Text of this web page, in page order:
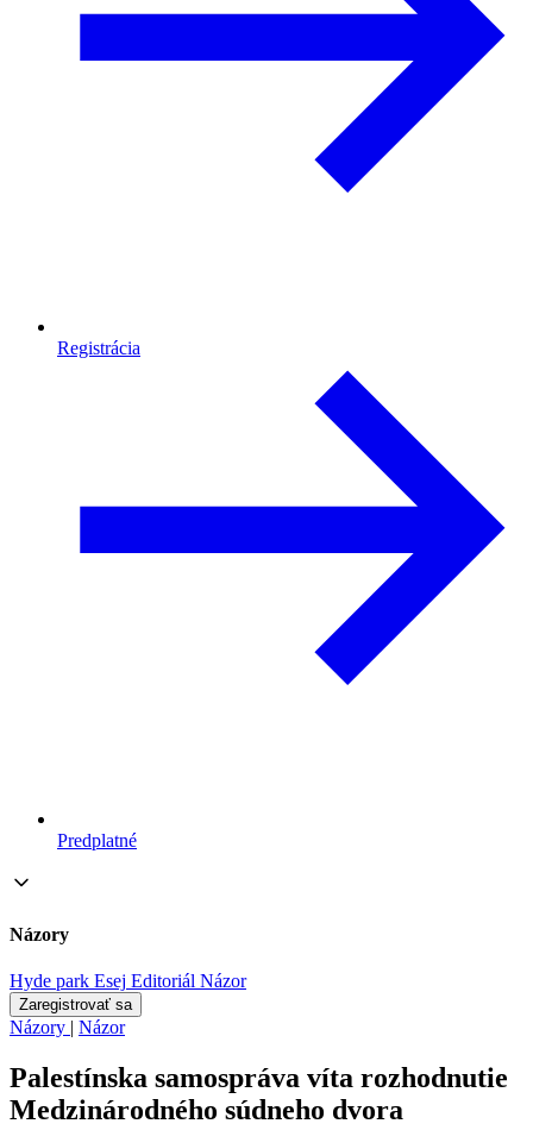
Registrácia
Predplatné
Názory
Hyde park Esej Editoriál Názor
Zaregistrovať sa
Názory | Názor
Palestínska samospráva víta rozhodnutie
Medzinárodného súdneho dvora